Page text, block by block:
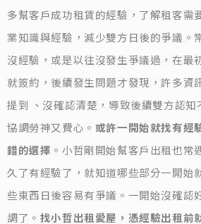
多幫客戶成功租賃的經驗，了解租客需
業知識與經驗，減少雙方日後的爭議。
沒經驗，或是以往沒發生爭議過，在最
就簽約，後續發生問題才發現，許多資
提到 、沒確認清楚，導致後續雙方認知
協調勞神又費心。 或許一開始就找有經
錯的選擇 。小哲剛開始幫客戶出租也常
久了有經驗了，就知道哪些部分一開始
些東西日後容易有爭議。一開始沒確認
調了。 找小哲出租愛屋，憑經驗出租前